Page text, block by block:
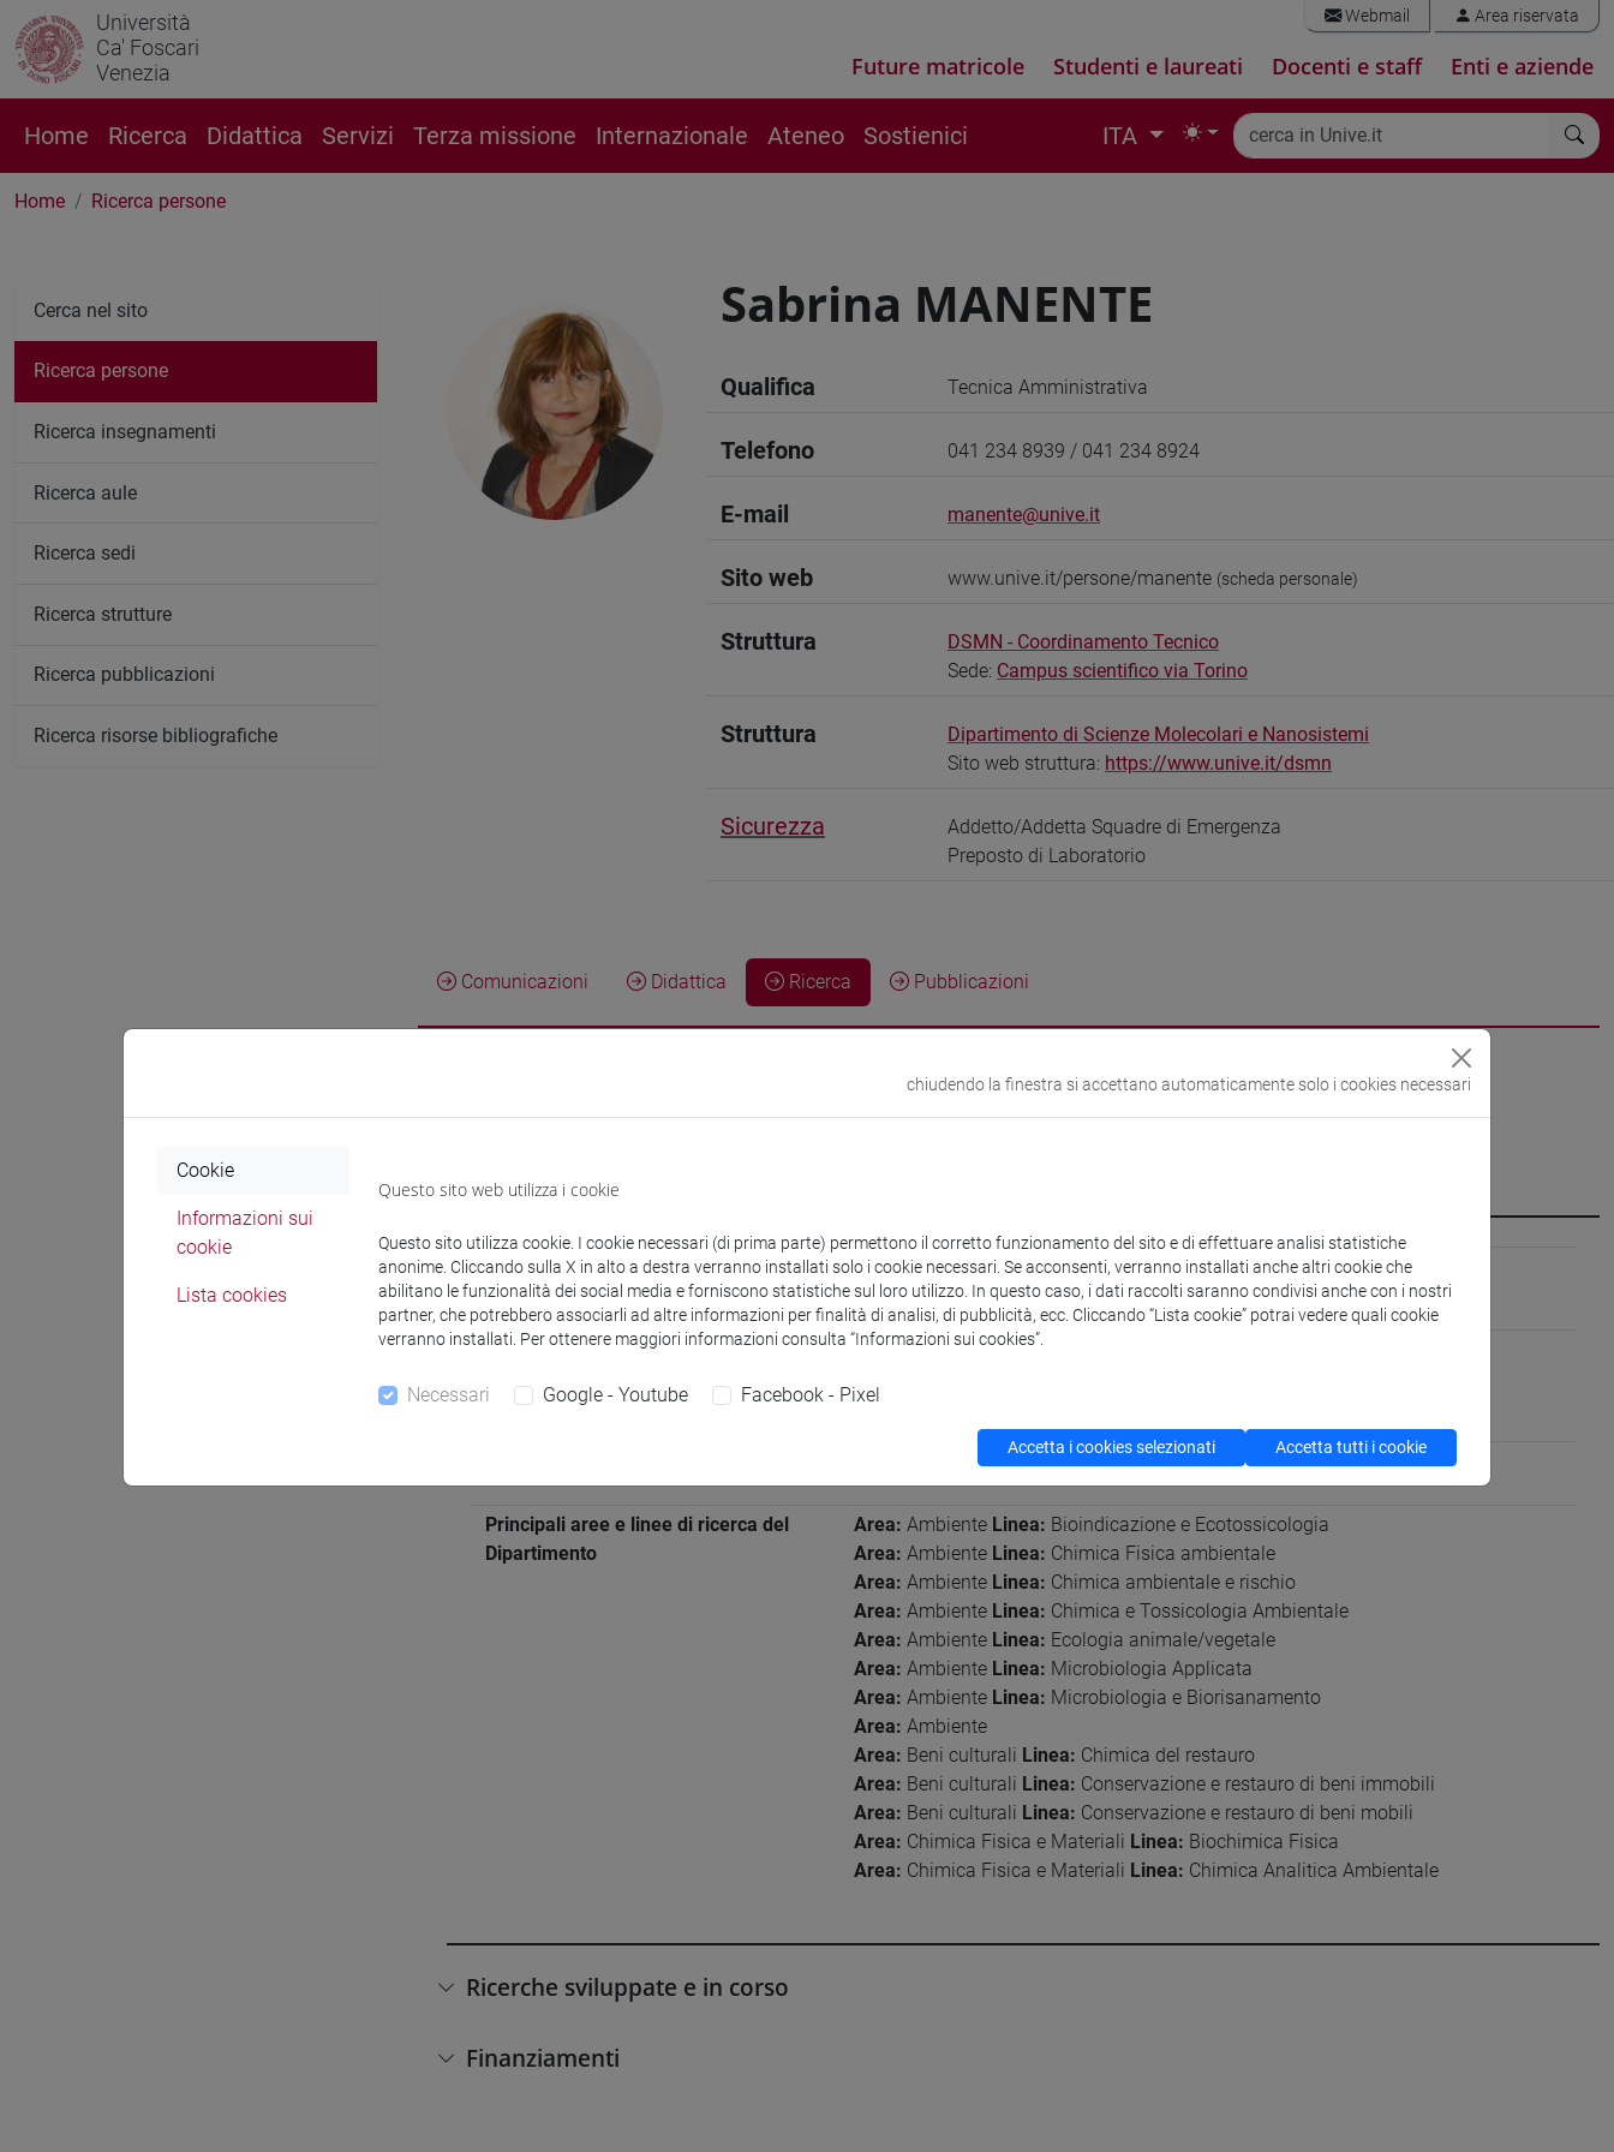
Università
Ca' Foscari
Venezia
Webmail Area riservata
Future matricole Studenti e laureati Docenti e staff Enti e aziende
Home Ricerca Didattica Servizi Terza missione Internazionale Ateneo Sostienici ITA
Home Ricerca persone
Sabrina MANENTE
Qualifica Tecnica Amministrativa
Telefono 041 234 8939 / 041 234 8924
E-mail manente@unive.it
Sito web www.unive.it/persone/manente (scheda personale)
Struttura
DSMN - Coordinamento Tecnico
Sede: Campus scientifico via Torino
Struttura
Dipartimento di Scienze Molecolari e Nanosistemi
Sito web struttura: https://www.unive.it/dsmn
Sicurezza
Addetto/Addetta Squadre di Emergenza
Preposto di Laboratorio
Comunicazioni Didattica Ricerca Pubblicazioni
Attività e competenze di ricerca
Informazioni generali
Settore Scientifico Disciplinare (SSD)
affine
CHIMICA DELL'AMBIENTE E DEI BENI CULTURALI [CHIM/12]
Aree geografiche in cui si applica
ricerca
Regionale
(scritto: base parlato: base)
Principali aree e linee di ricerca del
Dipartimento
Area: Ambiente Linea: Bioindicazione e Ecotossicologia
Area: Ambiente Linea: Chimica Fisica ambientale
Area: Ambiente Linea: Chimica ambientale e rischio
Area: Ambiente Linea: Chimica e Tossicologia Ambientale
Area: Ambiente Linea: Ecologia animale/vegetale
Area: Ambiente Linea: Microbiologia Applicata
Area: Ambiente Linea: Microbiologia e Biorisanamento
Area: Ambiente
Area: Beni culturali Linea: Chimica del restauro
Area: Beni culturali Linea: Conservazione e restauro di beni immobili
Area: Beni culturali Linea: Conservazione e restauro di beni mobili
Area: Chimica Fisica e Materiali Linea: Biochimica Fisica
Area: Chimica Fisica e Materiali Linea: Chimica Analitica Ambientale
Ricerche sviluppate e in corso
Finanziamenti
Cerca nel sito
Ricerca persone
Ricerca insegnamenti
Ricerca aule
Ricerca sedi
Ricerca strutture
Ricerca pubblicazioni
Ricerca risorse bibliografiche
chiudendo la finestra si accettano automaticamente solo i cookies necessari
Cookie
Informazioni sui
cookie
Lista cookies
Questo sito web utilizza i cookie
Questo sito utilizza cookie. I cookie necessari (di prima parte) permettono il corretto funzionamento del sito e di effettuare analisi statistiche
anonime. Cliccando sulla X in alto a destra verranno installati solo i cookie necessari. Se acconsenti, verranno installati anche altri cookie che
abilitano le funzionalità dei social media e forniscono statistiche sul loro utilizzo. In questo caso, i dati raccolti saranno condivisi anche con i nostri
partner, che potrebbero associarli ad altre informazioni per finalità di analisi, di pubblicità, ecc. Cliccando “Lista cookie” potrai vedere quali cookie
verranno installati. Per ottenere maggiori informazioni consulta “Informazioni sui cookies”.
Necessari Google - Youtube Facebook - Pixel
Accetta i cookies selezionati Accetta tutti i cookie